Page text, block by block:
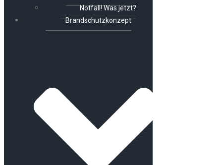
Notfall! Was jetzt?
Brandschutzkonzept